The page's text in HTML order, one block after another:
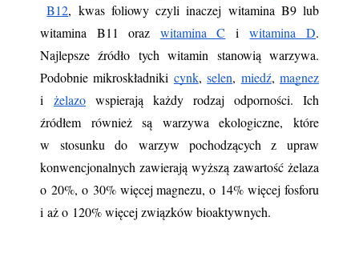
B12, kwas foliowy czyli inaczej witamina B9 lub
witamina B11 oraz
witamina C i witamina D.
Najlepsze źródło tych witamin stanowią warzywa.
Podobnie mikroskładniki cynk, selen, miedź, magnez
i żelazo wspierają każdy rodzaj odporności. Ich
źródłem również są warzywa ekologiczne, które
w stosunku do warzyw pochodzących z upraw
konwencjonalnych zawierają wyższą zawartość żelaza
o 20%, o 30% więcej magnezu, o 14% więcej fosforu
i aż o 120% więcej związków bioaktywnych.